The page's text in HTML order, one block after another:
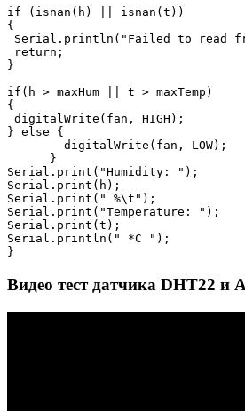
if (isnan(h) || isnan(t))
{
Serial.println("Failed to read
return;
}
if(h > maxHum || t > maxTemp)
{
digitalWrite(fan, HIGH);
} else {
        digitalWrite(fan, LOW);
      }
Serial.print("Humidity: ");
Serial.print(h);
Serial.print(" %\t");
Serial.print("Temperature: ");
Serial.print(t);
Serial.println(" *C ");
Видео тест датчика DHT22 и